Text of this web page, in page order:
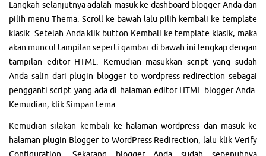
Langkah selanjutnya adalah masuk ke dashboard blogger Anda dan
pilih menu Thema. Scroll ke bawah lalu pilih kembali ke template
klasik. Setelah Anda klik button Kembali ke template klasik, maka
akan muncul tampilan seperti gambar di bawah ini lengkap dengan
tampilan editor HTML. Kemudian masukkan script yang sudah
Anda salin dari plugin blogger to wordpress redirection sebagai
pengganti script yang ada di halaman editor HTML blogger Anda.
Kemudian, klik Simpan tema.
Kemudian silakan kembali ke halaman wordpress dan masuk ke
halaman plugin Blogger to WordPress Redirection, lalu klik Verify